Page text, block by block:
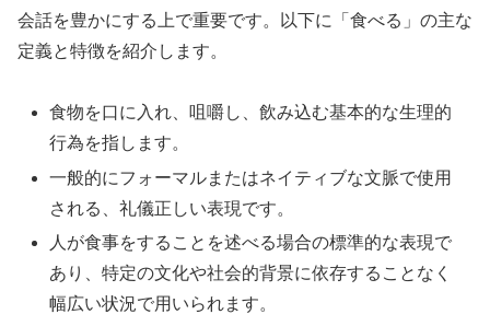
会話を豊かにする上で重要です。以下に「食べる」の主な
定義と特徴を紹介します。
食物を口に入れ、咀嚼し、飲み込む基本的な生理的
行為を指します。
一般的にフォーマルまたはネイティブな文脈で使用
される、礼儀正しい表現です。
人が食事をすることを述べる場合の標準的な表現で
あり、特定の文化や社会的背景に依存することなく
幅広い状況で用いられます。